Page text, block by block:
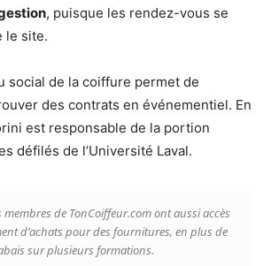
, puisque les rendez-vous se
le site.
social de la coiffure permet de
des contrats en événementiel. En
est responsable de la portion
défilés de l’Université Laval.
membres de TonCoiffeur.com ont aussi accès
d’achats pour des fournitures, en plus de
sur plusieurs formations.